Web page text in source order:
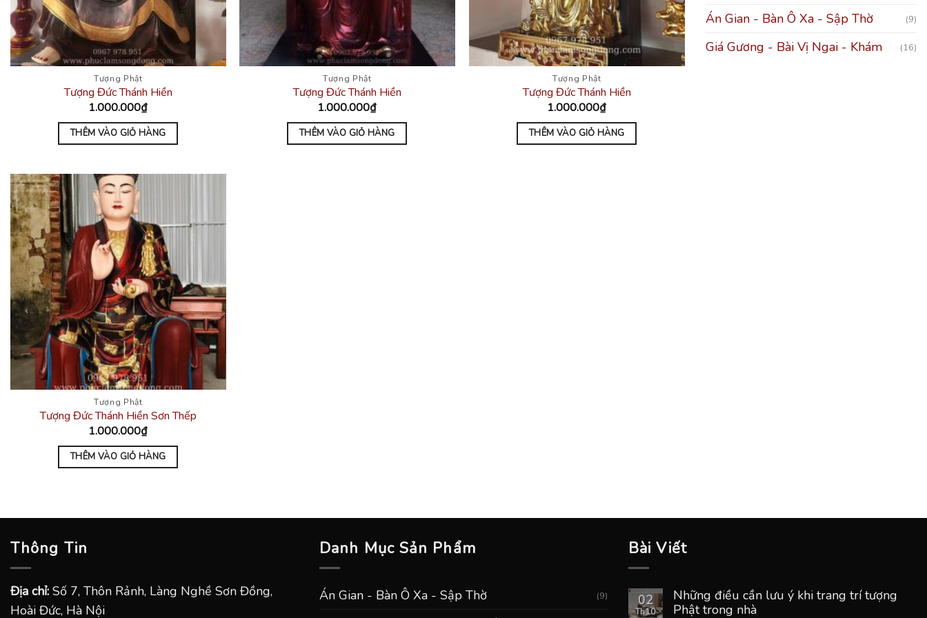
Tượng Phật
Tượng Đức Thánh Hiền
1.000.000₫
THÊM VÀO GIỎ HÀNG
Tượng Phật
Tượng Đức Thánh Hiền
1.000.000₫
THÊM VÀO GIỎ HÀNG
Tượng Phật
Tượng Đức Thánh Hiền
1.000.000₫
THÊM VÀO GIỎ HÀNG
Tượng Phật
Tượng Đức Thánh Hiền Sơn Thếp
1.000.000₫
THÊM VÀO GIỎ HÀNG
Án Gian - Bàn Ô Xa - Sập Thờ (9)
Giá Gương - Bài Vị Ngai - Khám (16)
Thông Tin
Địa chỉ: Số 7, Thôn Rảnh, Làng Nghề Sơn Đồng,
Hoài Đức, Hà Nội
Danh Mục Sản Phẩm
Án Gian - Bàn Ô Xa - Sập Thờ (9)
Bài Viết
02
Th10
Những điều cần lưu ý khi trang trí tượng
Phật trong nhà